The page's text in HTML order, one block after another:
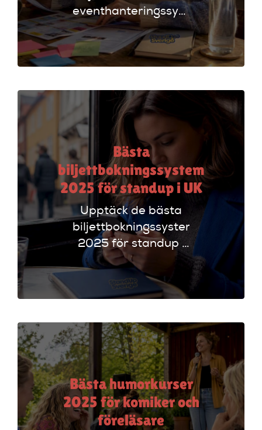
eventhanteringssystem
för standup-
arrangörer. Få
insikter om
evenemangskalender
och biljettlänkar!
Bästa
biljettbokningssystem
2025 för standup i UK
Upptäck de bästa
biljettbokningssystem
2025 för standup i
UK. Jämför
plattformar som
Ticketmaster och
rätt alternativ!
Bästa humorkurser
2025 för komiker och
föreläsare